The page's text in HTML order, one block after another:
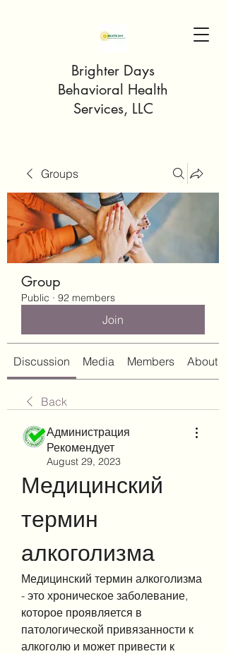
Brighter Days
Behavioral Health
Services, LLC
Groups
Group
Public · 92 members
Join
Discussion Media Members About
Back
Администрация
Рекомендует
August 29, 2023
Медицинский
термин
алкоголизма
Медицинский термин алкоголизма
- это хроническое заболевание,
которое проявляется в
патологической привязанности к
алкоголю и может привести к